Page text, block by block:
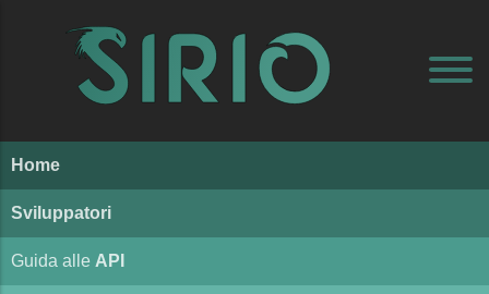
Home
Sviluppatori
Guida alle API